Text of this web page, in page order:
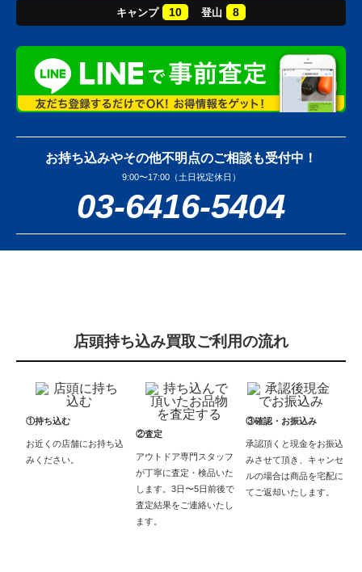
キャンプ 10 登山 8
お持ち込みやその他不明点のご相談も受付中！
9:00〜17:00（土日祝定休日）
03-6416-5404
店頭持ち込み買取ご利用の流れ
①持ち込む
お近くの店舗にお持ち込
みください。
②査定
アウトドア専門スタッフ
が丁寧に査定・検品いた
します。3日〜5日前後で
査定結果をご連絡いたし
ます。
③確認・お振込み
承認頂くと現金をお振込
みさせて頂き、キャンセ
ルの場合は商品を宅配に
てご返却いたします。